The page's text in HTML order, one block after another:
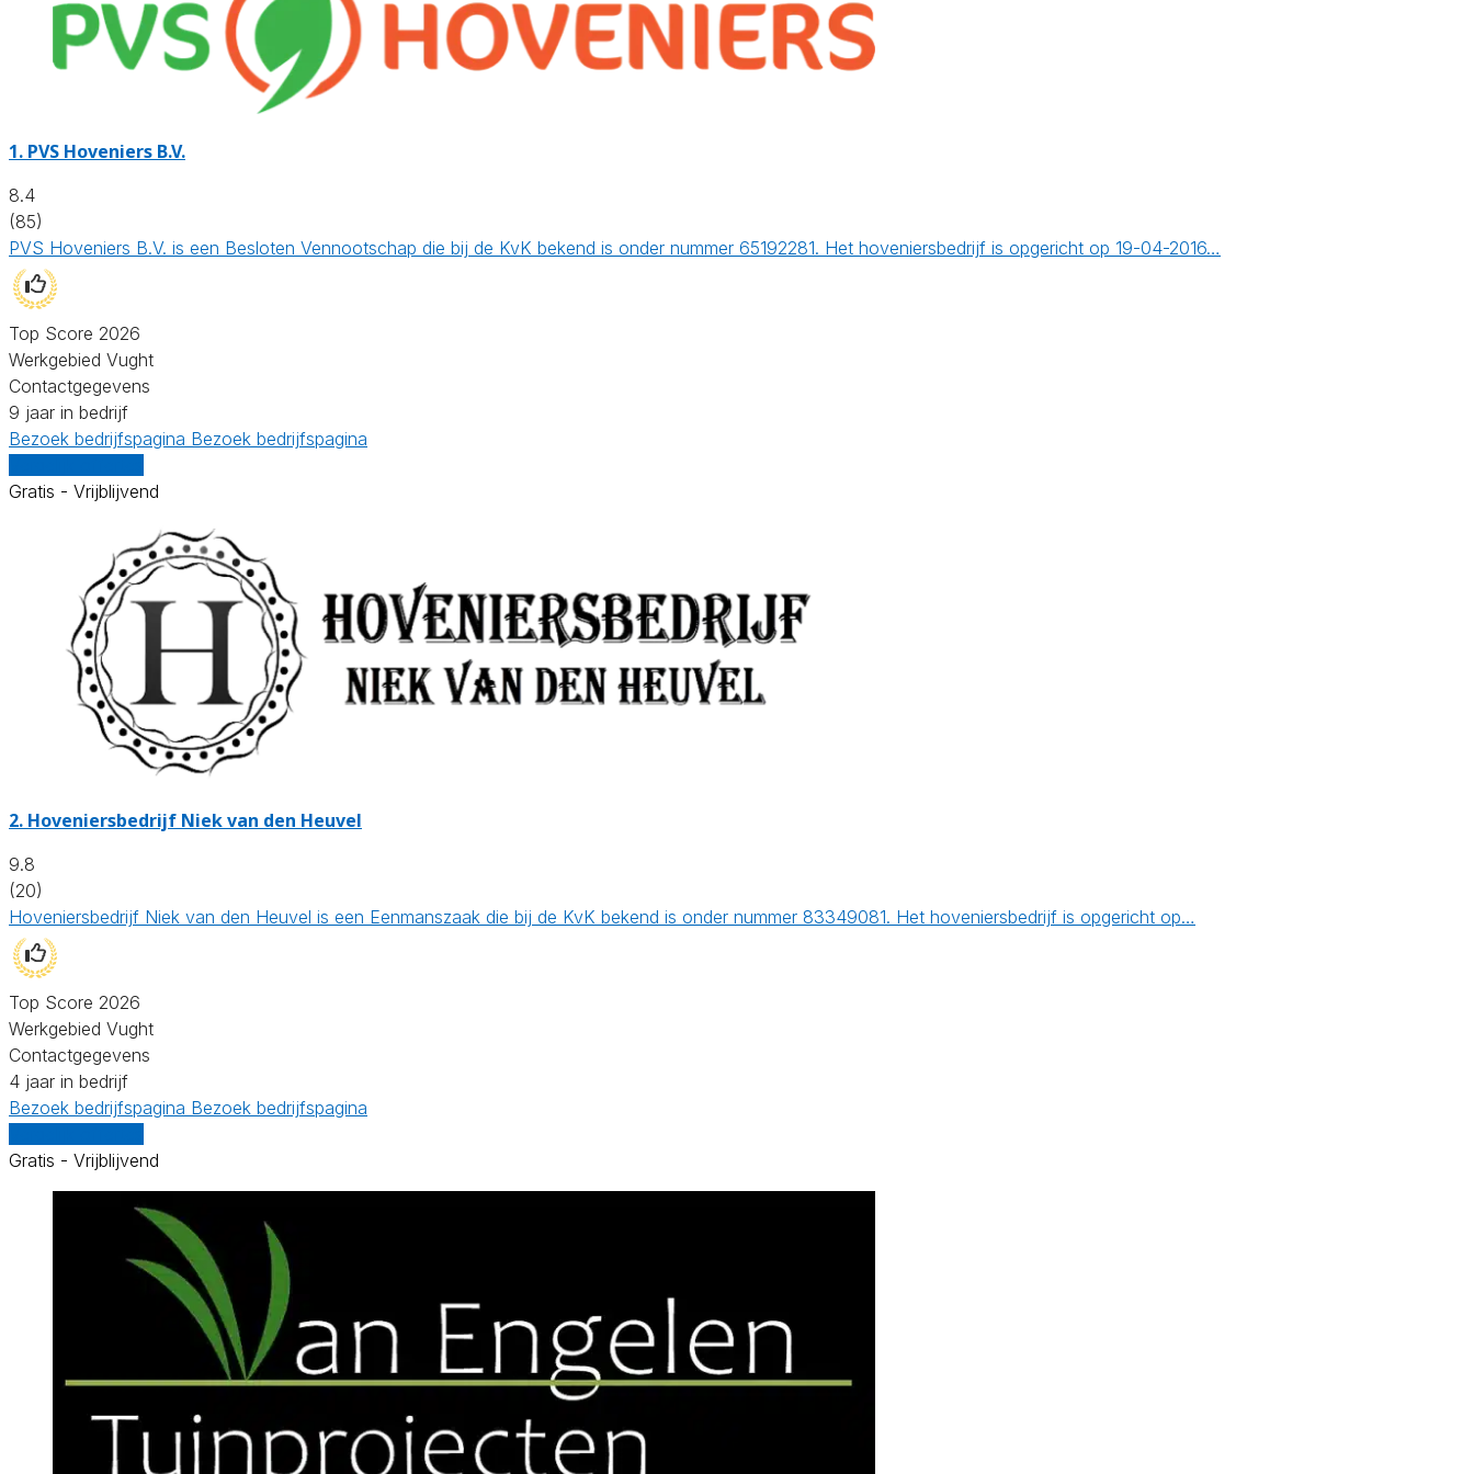
1. PVS Hoveniers B.V.
8.4
(85)
PVS Hoveniers B.V. is een Besloten Vennootschap die bij de KvK bekend is onder nummer 65192281. Het hoveniersbedrijf is opgericht op 19-04-2016…
Top Score 2026
Werkgebied Vught
Contactgegevens
9 jaar in bedrijf
Bezoek bedrijfspagina Bezoek bedrijfspagina
Gratis - Vrijblijvend
2. Hoveniersbedrijf Niek van den Heuvel
9.8
(20)
Hoveniersbedrijf Niek van den Heuvel is een Eenmanszaak die bij de KvK bekend is onder nummer 83349081. Het hoveniersbedrijf is opgericht op…
Top Score 2026
Werkgebied Vught
Contactgegevens
4 jaar in bedrijf
Bezoek bedrijfspagina Bezoek bedrijfspagina
Gratis - Vrijblijvend